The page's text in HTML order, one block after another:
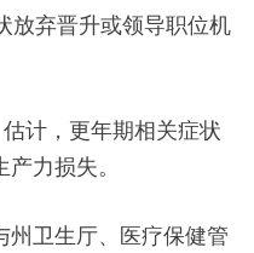
放弃晋升或领导职位机
计，更年期相关症状
力损失。
州卫生厅、医疗保健管